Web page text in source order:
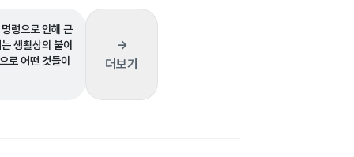
령으로 인해 근
생활상의 불이
로 어떤 것들이
→
더보기